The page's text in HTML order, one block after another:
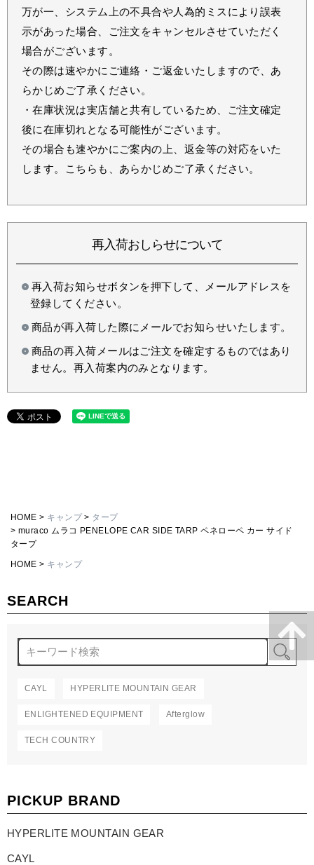
SEARCH
CAYL HYPERLITE MOUNTAIN GEAR
ENLIGHTENED EQUIPMENT Afterglow
TECH COUNTRY
PICKUP BRAND
HYPERLITE MOUNTAIN GEAR
CAYL
万が一、システム上の不具合や人為的ミスにより誤表
示があった場合、ご注文をキャンセルさせていただく
場合がございます。
その際は速やかにご連絡・ご返金いたしますので、あ
らかじめご了承ください。
・在庫状況は実店舗と共有しているため、ご注文確定
後に在庫切れとなる可能性がございます。
その場合も速やかにご案内の上、返金等の対応をいた
します。こちらも、あらかじめご了承ください。
再入荷おしらせについて
再入荷お知らせボタンを押下して、メールアドレスを
登録してください。
商品が再入荷した際にメールでお知らせいたします。
商品の再入荷メールはご注文を確定するものではあり
ません。再入荷案内のみとなります。
HOME キャンプ
タープ
muraco ムラコ PENELOPE CAR SIDE TARP ペネローペ カー サイド
タープ
HOME キャンプ